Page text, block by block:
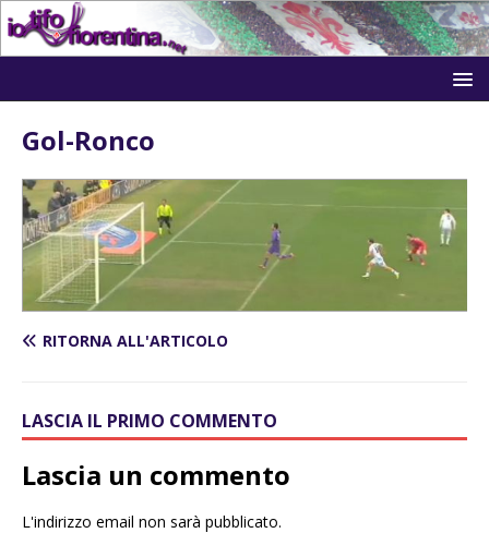
Gol-Ronco
RITORNA ALL'ARTICOLO
LASCIA IL PRIMO COMMENTO
Lascia un commento
L'indirizzo email non sarà pubblicato.